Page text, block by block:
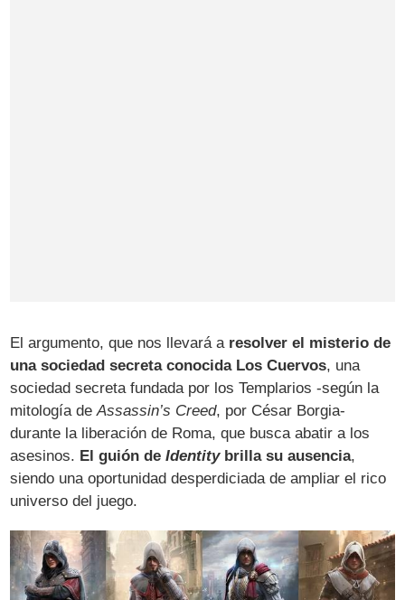
El argumento, que nos llevará a resolver el misterio de
una sociedad secreta conocida Los Cuervos, una
sociedad secreta fundada por los Templarios -según la
mitología deAssassin’s Creed, por César Borgia-
durante la liberación de Roma, que busca abatir a los
asesinos. El guión deIdentitybrilla su ausencia,
siendo una oportunidad desperdiciada de ampliar el rico
universo del juego.